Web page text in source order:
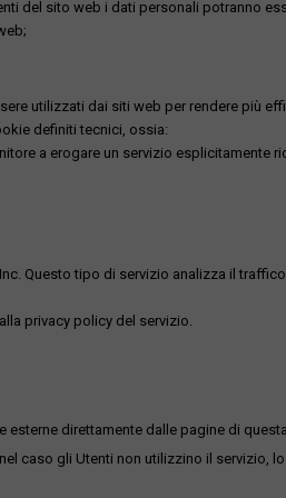
del sito web i dati personali potranno
utilizzati dai siti web per rendere più
definiti tecnici, ossia:
a erogare un servizio esplicitamente
Questo tipo di servizio analizza il
privacy policy del servizio.
direttamente dalle pagine di
caso gli Utenti non utilizzino il servizio,